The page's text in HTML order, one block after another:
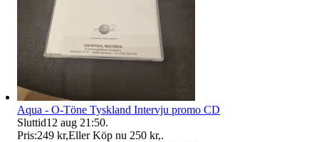
Aqua - O-Töne Tyskland Intervju promo CD
Sluttid12 aug 21:50.
Pris:249 kr,Eller Köp nu 250 kr,.